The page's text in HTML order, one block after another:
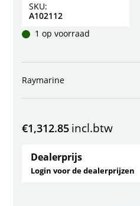
SKU:
A102112
1 op voorraad
Raymarine
€1,312.85 incl.btw
Dealerprijs
Login voor de dealerprijzen